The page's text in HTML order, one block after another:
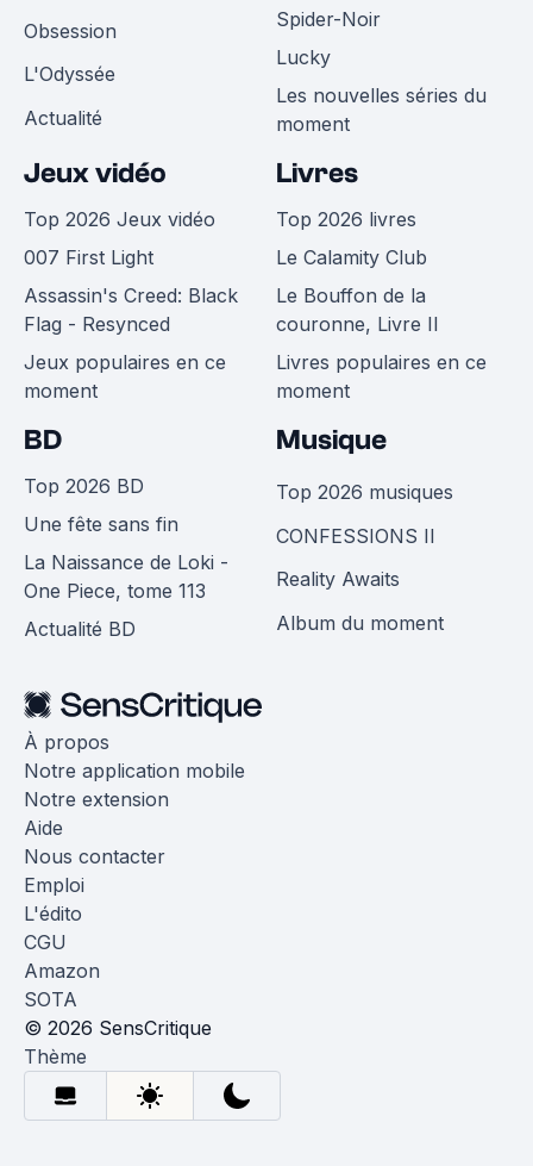
Obsession
L'Odyssée
Actualité
Spider-Noir
Lucky
Les nouvelles séries du
moment
Jeux vidéo
Top 2026 Jeux vidéo
007 First Light
Assassin's Creed: Black
Flag - Resynced
Jeux populaires en ce
moment
Livres
Top 2026 livres
Le Calamity Club
Le Bouffon de la
couronne, Livre II
Livres populaires en ce
moment
BD
Top 2026 BD
Une fête sans fin
La Naissance de Loki -
One Piece, tome 113
Actualité BD
Musique
Top 2026 musiques
CONFESSIONS II
Reality Awaits
Album du moment
À propos
Notre application mobile
Notre extension
Aide
Nous contacter
Emploi
L'édito
CGU
Amazon
SOTA
© 2026 SensCritique
Thème